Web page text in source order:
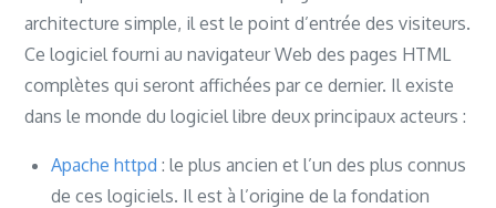
architecture simple, il est le point d’entrée des visiteurs.
Ce logiciel fourni au navigateur Web des pages HTML
complètes qui seront affichées par ce dernier. Il existe
dans le monde du logiciel libre deux principaux acteurs :
Apache httpd : le plus ancien et l’un des plus connus
de ces logiciels. Il est à l’origine de la fondation